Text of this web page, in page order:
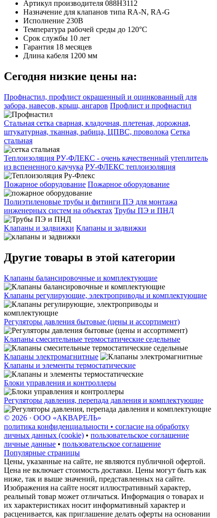
Артикул производителя 088H3112
Назначение для клапанов типа RA-N, RA-G
Исполнение 230В
Температура рабочей среды до 120°C
Срок службы 10 лет
Гарантия 18 месяцев
Длина кабеля 1200 мм
Сегодня низкие цены на:
Профнастил, профлист окрашенный и оцинкованный для
забора, навесов, крыш, ангаров Профлист и профнастил
Стальная сетка сварная, кладочная, плетеная, дорожная,
штукатурная, тканная, рабица, ЦПВС, проволока Сетка
стальная
Теплоизоляция РУ-ФЛЕКС - очень качественный утеплитель
из вспененного каучука РУ-ФЛЕКС теплоизоляция
Пожарное оборудование Пожарное оборудование
Полиэтиленовые трубы и фитинги ПЭ для монтажа
инженерных систем на объектах Трубы ПЭ и ПНД
Клапаны и задвижки Клапаны и задвижки
Другие товары в этой категории
Клапаны балансировочные и комплектующие
Клапаны регулирующие, электроприводы и комплектующие
Регуляторы давления бытовые (цены и ассортимент)
Клапаны смесительные термостатические седельные
Клапаны электромагнитные
Клапаны и элементы термостатические
Блоки управления и контроллеры
Регуляторы давления, перепада давления и комплектующие
© 2026 · ООО «АКВАРЕЛЬ»
политика конфиденциальности • согласие на обработку
личных данных (cookie) • пользовательское соглашение
личные данные • пользовательское соглашение
Популярные страницы
Цены, указанные на сайте, не являются публичной офертой.
Цена не включает стоимость доставки. Цены могут быть как
ниже, так и выше значений, представленных на сайте.
Изображения на сайте носят иллюстративный характер,
реальный товар может отличаться. Информация о товарах и
их характеристиках носит информативный характер и
расценивается, как приглашение делать оферты на основании